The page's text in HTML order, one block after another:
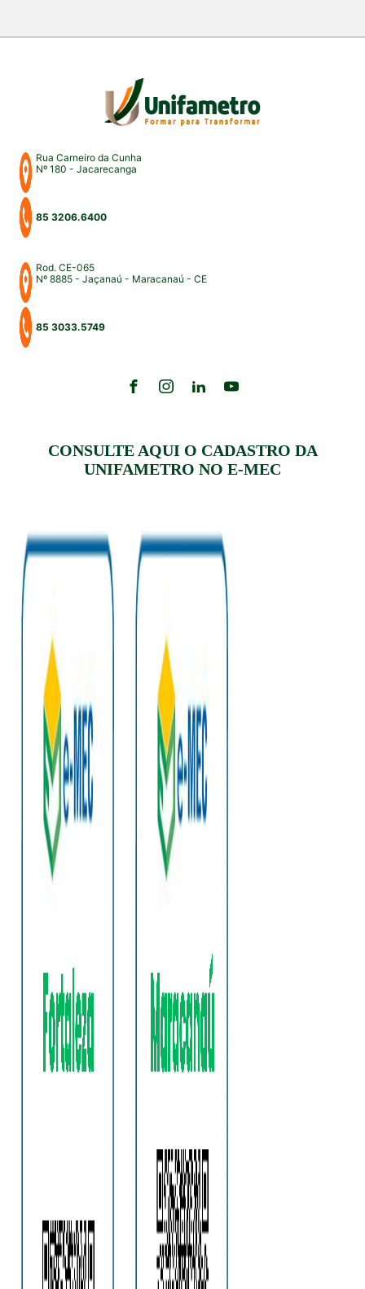
professores, profissionais do Direito e convidados
Rua Carneiro da Cunha
Nº 180 - Jacarecanga
85 3206.6400
Rod. CE-065
Nº 8885 - Jaçanaú - Maracanaú - CE
85 3033.5749
CONSULTE AQUI O CADASTRO DA
UNIFAMETRO NO E-MEC